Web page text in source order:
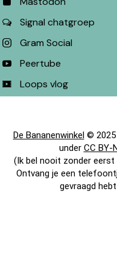
Signal chatgroep
Gram Social
Peertube
Loops vlog
De Bananenwinkel© 2025
under CC BY-
(Ik bel nooit zonder
Ontvang je een
gevraagd